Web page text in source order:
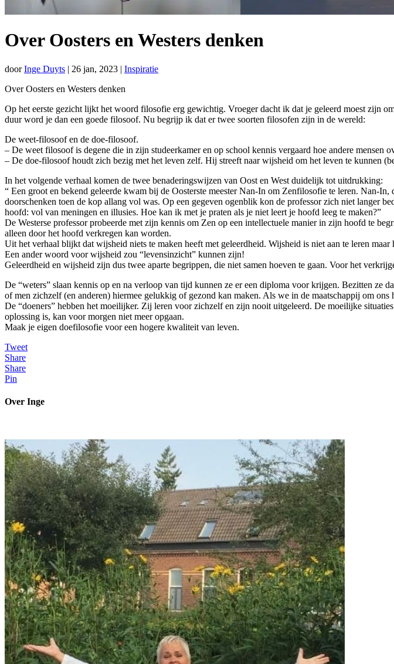
Over Oosters en Westers denken
doorInge Duyts | 26 jan, 2023 | Inspiratie
Over Oosters en Westers denken
Op het eerste gezicht lijkt het woord filosofie erg gewichtig. Vroeger dacht ik dat je geleerd moest zijn
duur word je dan een goede filosoof. Nu begrijp ik dat er twee soorten filosofen zijn in de wereld:
De weet-filosoof en de doe-filosoof.
– De weet filosoof is degene die in zijn studeerkamer en op school kennis vergaard hoe andere
– De doe-filosoof houdt zich bezig met het leven zelf. Hij streeft naar wijsheid om het leven te kunnen
In het volgende verhaal komen de twee benaderingswijzen van Oost en West duidelijk tot uitdrukking:
“ Een groot en bekend geleerde kwam bij de Oosterste meester Nan-In om Zenfilosofie te leren. Nan-
doorschenken toen de kop allang vol was. Op een gegeven ogenblik kon de professor zich niet langer
hoofd: vol van meningen en illusies. Hoe kan ik met je praten als je niet leert je hoofd leeg te maken?”
De Westerse professor probeerde met zijn kennis om Zen op een intellectuele manier in zijn hoofd te
alleen door het hoofd verkregen kan worden.
Uit het verhaal blijkt dat wijsheid niets te maken heeft met geleerdheid. Wijsheid is niet aan te leren
Een ander woord voor wijsheid zou “levensinzicht” kunnen zijn!
Geleerdheid en wijsheid zijn dus twee aparte begrippen, die niet samen hoeven te gaan. Voor het
De “weters” slaan kennis op en na verloop van tijd kunnen ze er een diploma voor krijgen. Bezitten
of men zichzelf (en anderen) hiermee gelukkig of gezond kan maken. Als we in de maatschappij om ons
De “doeners” hebben het moeilijker. Zij leren voor zichzelf en zijn nooit uitgeleerd. De moeilijke
oplossing is, kan voor morgen niet meer opgaan.
Maak je eigen doefilosofie voor een hogere kwaliteit van leven.
Tweet
Share
Share
Pin
Over Inge